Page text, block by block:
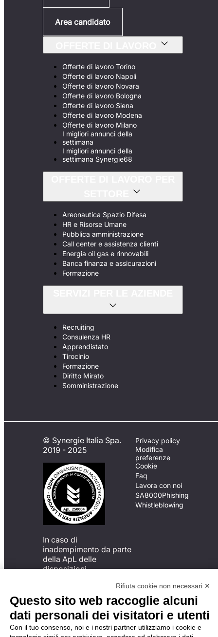
Area candidato
Offerte di lavoro Torino
Offerte di lavoro Napoli
Offerte di lavoro Novara
Offerte di lavoro Bologna
Offerte di lavoro Siena
Offerte di lavoro Modena
Offerte di lavoro Milano
I migliori annunci della
settimana
I migliori annunci della
settimana Synergie68
Areonautica Spazio Difesa
HR e Risorse Umane
Pubblica amministrazione
Call center e assistenza clienti
Energia oil gas e rinnovabili
Banca finanza e assicurazioni
Formazione
Recruiting
Consulenza HR
Apprendistato
Tirocinio
Formazione
Diritto Mirato
Somministrazione
© Synergie Italia Spa.
2019 - 2025
In caso di
inadempimento da parte
della ApL delle
disposizioni
possibile presentare un
reclamo
all’Organismo di
Monitoraggio utilizzando
una delle modalità
Privacy policy
Modifica
preferenze
Cookie
Faq
Lavora con noi
SA8000Phishing
Whistleblowing
Rifiuta cookie non necessari ✕
Questo sito web raccoglie alcuni
dati personali dei visitatori e utenti
Con il tuo consenso, noi e i nostri partner utilizziamo i cookie e